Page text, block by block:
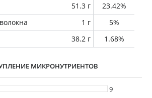
51.3 г
23.42%
1 г
5%
38.2 г 1.68%
МИКРОНУТРИЕНТОВ
9